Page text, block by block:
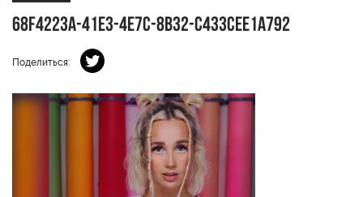
68F4223A-41E3-4E7C-8B32-C433CEE1A792
Поделиться: